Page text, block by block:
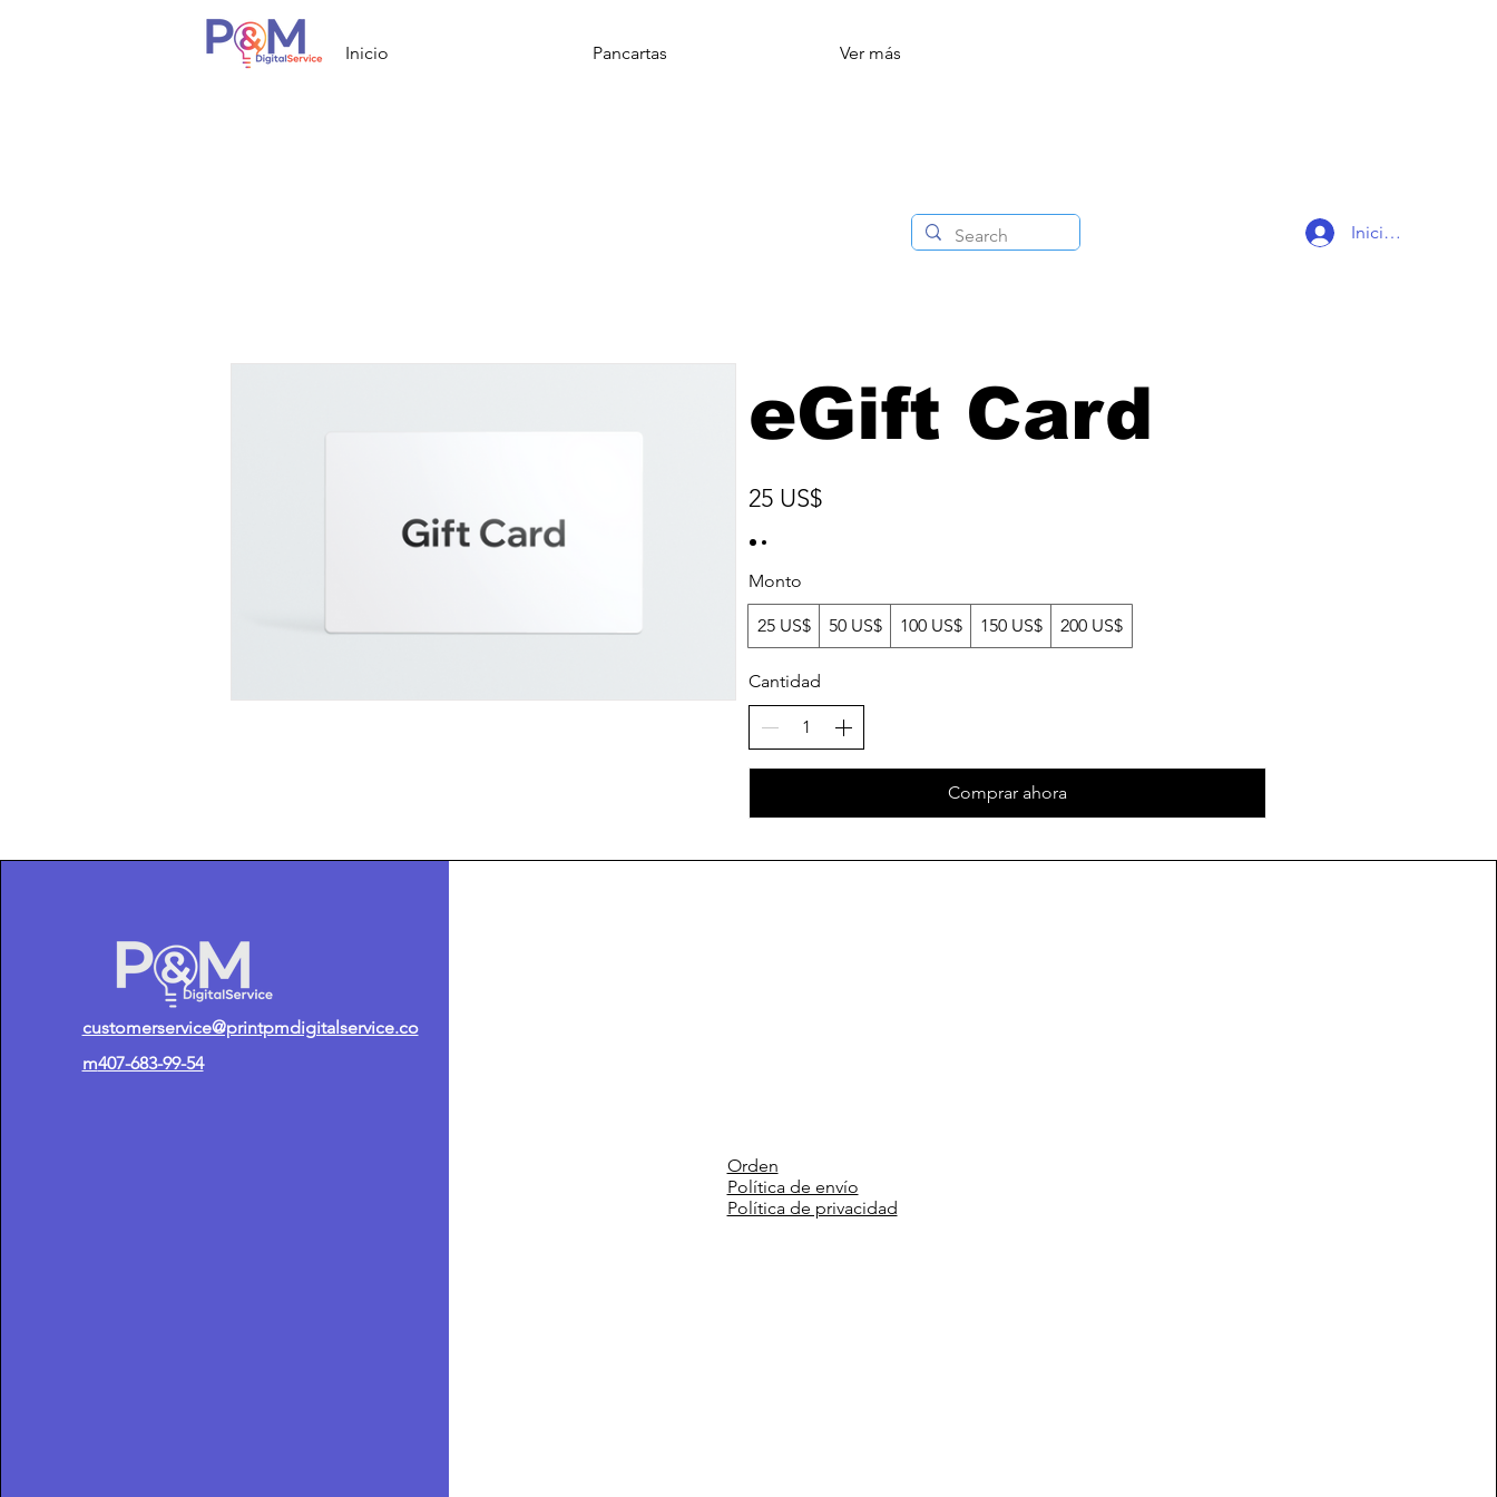
Inicio Pancartas Ver más
Iniciar sesión
eGift Card
25 US$
Monto
25 US$ 50 US$ 100 US$ 150 US$ 200 US$
Cantidad
Comprar ahora
customerservice@printpmdigitalservice.co
m407-683-99-54
Orden
Política de envío
Política de privacidad